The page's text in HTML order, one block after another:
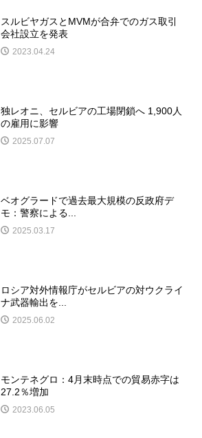
スルビヤガスとMVMが合弁でのガス取引
会社設立を発表
2023.04.24
独レオニ、セルビアの工場閉鎖へ 1,900人
の雇用に影響
2025.07.07
ベオグラードで過去最大規模の反政府デ
モ：警察による...
2025.03.17
ロシア対外情報庁がセルビアの対ウクライ
ナ武器輸出を...
2025.06.02
モンテネグロ：4月末時点での貿易赤字は
27.2％増加
2023.06.05